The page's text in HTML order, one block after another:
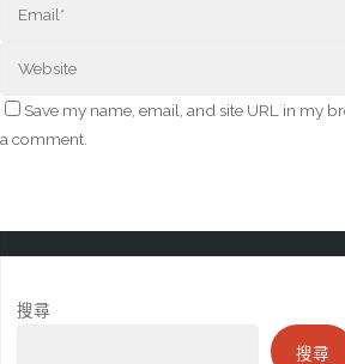
Save my name, email, and site URL in my
a comment.
搜尋
搜尋